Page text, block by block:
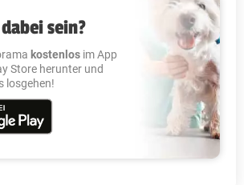
sein?
kostenlos im App
Store herunter und
losgehen!